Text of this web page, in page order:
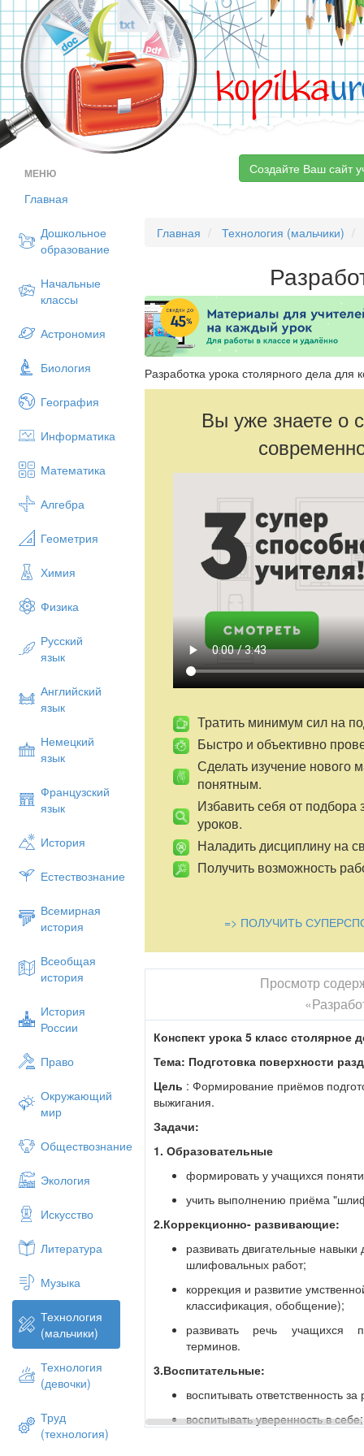
kopilka
МЕНЮ
Главная
Дошкольное
образование
Начальные
классы
Астрономия
Биология
География
Информатика
Математика
Алгебра
Геометрия
Химия
Физика
Русский
язык
Английский
язык
Немецкий
язык
Французский
язык
История
Естествознание
Всемирная
история
Всеобщая
история
История
России
Право
Окружающий
мир
Обществознание
Экология
Искусство
Литература
Музыка
Технология
(мальчики)
Технология
(девочки)
Труд
(технология)
Создайте Ваш сайт
Главная Технология (мальчики)
Разработка урока столярного дела
Вы уже знаете о
Тратить минимум сил на
Быстро и объективно
Сделать изучение нового
понятным.
Избавить себя от подбора
уроков.
Наладить дисциплину на
Получить возможность
=> ПОЛУЧИТЬ
Просмотр
Конспект урока 5 класс
Тема: Подготовка поверхности
Цель : Формирование приёмов
выжигания.
Задачи:
1. Образовательные
формировать у учащихся
учить выполнению приёма
2.Коррекционно- развивающие:
развивать двигательные
шлифовальных работ;
коррекция и развитие
классификация, обобщение);
развивать речь учащихся
терминов.
3.Воспитательные:
воспитывать ответственность
воспитывать уверенность в себе;